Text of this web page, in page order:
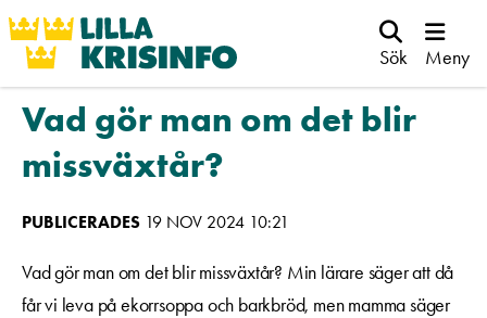
Sök Meny
Vad gör man om det blir
missväxtår?
PUBLICERADES 19 NOV 2024 10:21
Vad gör man om det blir missväxtår? Min lärare säger att då
får vi leva på ekorrsoppa och barkbröd, men mamma säger